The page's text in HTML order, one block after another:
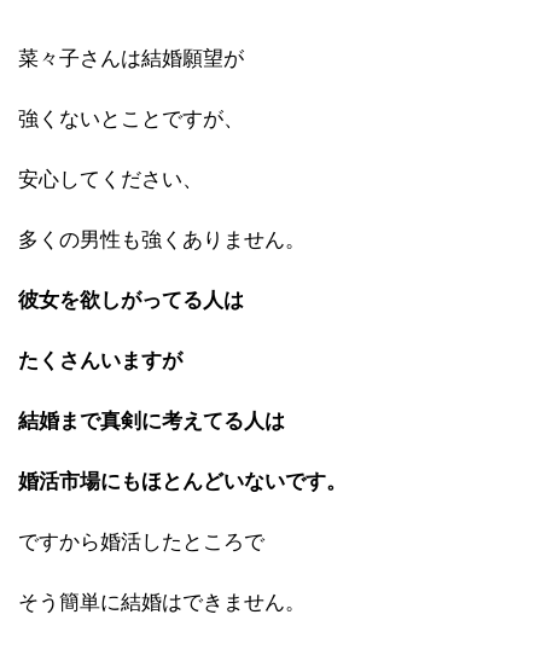
菜々子さんは結婚願望が
強くないとことですが、
安心してください、
多くの男性も強くありません。
彼女を欲しがってる人は
たくさんいますが
結婚まで真剣に考えてる人は
婚活市場にもほとんどいないです。
ですから婚活したところで
そう簡単に結婚はできません。